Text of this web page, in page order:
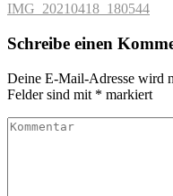
IMG_20210418_180544
Schreibe einen
Deine E-Mail-Adresse wird
Felder sind mit * markiert